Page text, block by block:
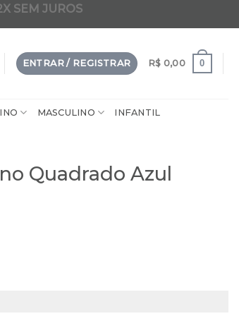
SEM JUROS
ENTRAR / REGISTRAR R$ 0,00 0
MASCULINO INFANTIL
Quadrado Azul